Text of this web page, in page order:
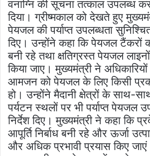
वनाग्नि की सूचना तत्काल उपलब्ध
दिया। ग्रीष्मकाल को देखते हुए
पेयजल की पर्याप्त उपलब्धता
दिए। उन्होंने कहा कि पेयजल टैंकरों
बनी रहे तथा क्षतिग्रस्त पेयजल
किया जाए। मुख्यमंत्री ने अधिकारियों
आमजन को पेयजल के लिए किसी
हो। उन्होंने मैदानी क्षेत्रों के साथ-
पर्यटन स्थलों पर भी पर्याप्त पेयजल
निर्देश दिए। मुख्यमंत्री ने कहा कि
आपूर्ति निर्बाध बनी रहे और ऊर्जा
और अधिक प्रभावी प्रयास किए